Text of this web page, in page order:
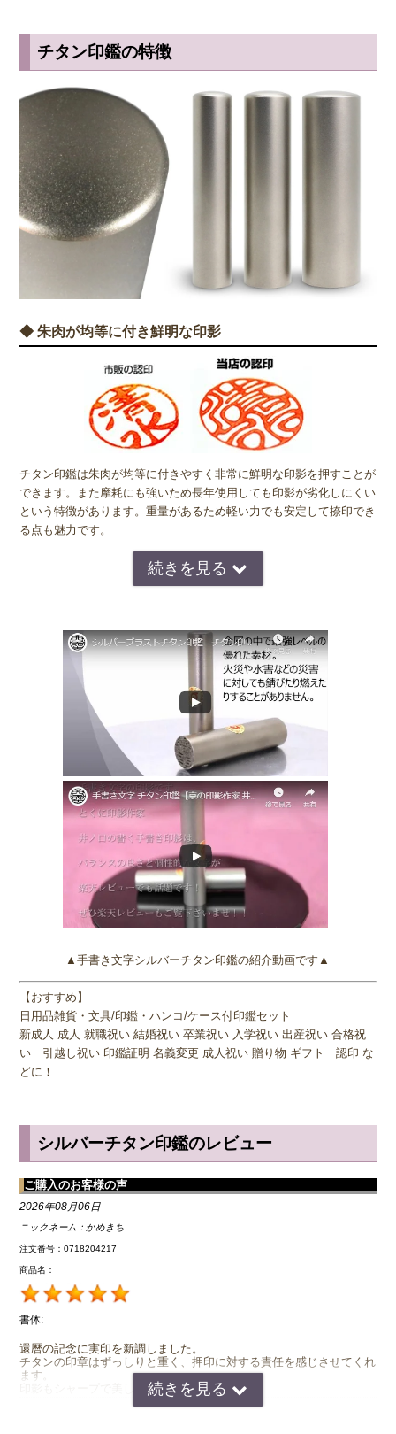
チタン印鑑の特徴
◆ 朱肉が均等に付き鮮明な印影
チタン印鑑は朱肉が均等に付きやすく非常に鮮明な印影を押すことが
できます。また摩耗にも強いため長年使用しても印影が劣化しにくい
という特徴があります。重量があるため軽い力でも安定して捺印でき
る点も魅力です。
印鑑は手に触れる機会が多いため金属アレルギーが気になる方もいま
す。チタンは医療用インプラントやアレルギー対応アクセサリーにも
使用される素材で
人体に優しい金属として知られています。
金属アレルギーの方でも安心して使用することができます。
◆ 耐熱・強度に優れた素材
チタンの融点は1668℃と非常に高く耐熱性にも優れています。火災
の炎の温度では溶けたり変形することはほとんどありません。また非
常に強度が高く落としたりぶつけたりしても
ジが起こりにくい素材です。
◆ 水洗いできる印鑑
一般的な印鑑は、柘や水牛などの天然素材のため水洗いするとひび割
● 汚れが落ちやすい
● 手入れが簡単
というメリットがあります。
けることができます。
◆ チタン印鑑は実印におすすめ
実印は、
● 不動産契約
● 車購入
● 会社設立
など重要な場面で使用する印鑑です。
● 欠けない
▲手書き文字シルバーチタン印鑑の紹介動画です▲
【おすすめ】
日用品雑貨・文具/印鑑・ハンコ/ケース付印鑑セット
新成人 成人 就職祝い 結婚祝い 卒業祝い 入学祝い 出産祝い 合格祝
い 引越し祝い 印鑑証明 名義変更 成人祝い 贈り物 ギフト 認印 な
どに！
シルバーチタン印鑑のレビュー
ご購入のお客様の声
2026年08月06日
ニックネーム： かめきち
注文番号：0718204217
商品名：
書体:
還暦の記念に実印を新調しました。
チタンの印章はずっしりと重く、押印に対する責任を感じさせてくれ
ます。
印影もシャープで美しく素晴らしいです。